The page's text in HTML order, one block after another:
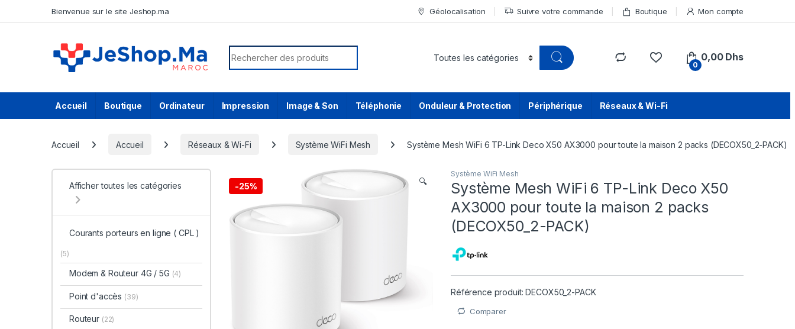
Bienvenue sur le site Jeshop.ma Géolocalisation Suivre votre commande Boutique Mon compte
Search for:
0
0,00 Dhs
Accueil Boutique Ordinateur Impression Image & Son Téléphonie Onduleur & Protection Périphérique Réseaux & Wi-Fi
Accueil Accueil Réseaux & Wi-Fi Système WiFi Mesh Système Mesh WiFi 6 TP-Link Deco X50 AX3000 pour toute la maison 2 packs (DECOX50_2-PACK)
-25% 🔍
Système WiFi Mesh
Système Mesh WiFi 6 TP-Link Deco X50
AX3000 pour toute la maison 2 packs
(DECOX50_2-PACK)
Référence produit: DECOX50_2-PACK
Comparer
Afficher toutes les catégories
Courants porteurs en ligne ( CPL )
(5)
Modem & Routeur 4G / 5G (4)
Point d'accès (39)
Routeur (22)